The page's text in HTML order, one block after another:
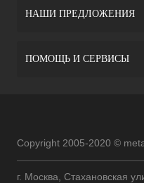
НАШИ ПРЕДЛОЖЕНИЯ
ПОМОЩЬ И СЕРВИСЫ
Copyright 2005-2020 ©
г. Москва, Стахановская